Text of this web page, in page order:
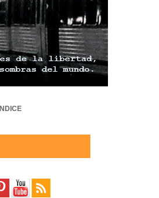
ÍNDICE